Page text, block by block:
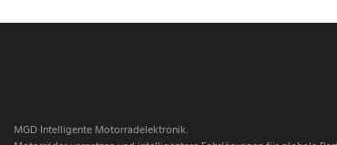
MGD Intelligente Motorradelektronik.